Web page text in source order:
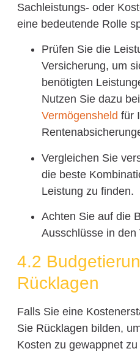
Sachleistungs- oder
eine bedeutende Rolle
Prüfen Sie die
Versicherung, um
benötigten
Nutzen Sie dazu
Vermögensheld für
Vergleichen Sie
die beste
Leistung zu finden.
Achten Sie auf die
Ausschlüsse in den
4.2
Rücklagen
Falls Sie eine
Sie Rücklagen bilden,
Kosten zu gewappnet